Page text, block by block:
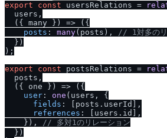
export
const usersRelations =
  users,
( { many } ) => ({
posts : many(posts), // 1対多の
  })
);
export
const postsRelations =
  posts,
( { one } ) => ({
user : one (users, {
fields : [posts. userId
],
references : [users. id
],
    }),
// 多対1のリレーション
  })